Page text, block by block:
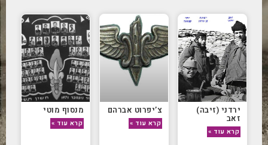
ירדני (זיבה)
זאב
קרא עוד »
צ’יפרוט אברהם
קרא עוד »
מנסוף מוטי
קרא עוד »